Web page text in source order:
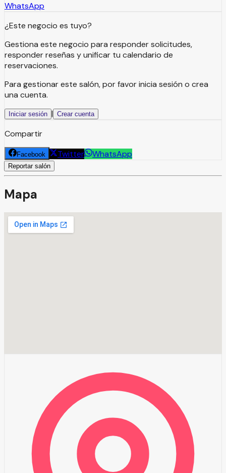
WhatsApp
¿Este negocio es tuyo?
Gestiona este negocio para responder solicitudes,
responder reseñas y unificar tu calendario de
reservaciones.
Para gestionar este salón, por favor inicia sesión o crea
una cuenta.
Iniciar sesión | Crear cuenta
Compartir
Facebook Twitter WhatsApp
Reportar salón
Mapa